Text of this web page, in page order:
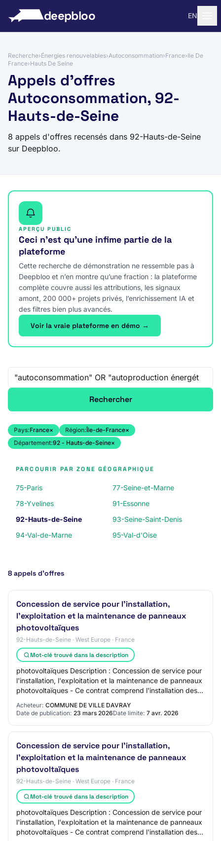
deepbloo EN
Recherche›Énergies renouvelables›Autoconsommation›France›Ile De
France›Hauts De Seine
Appels d'offres
Autoconsommation, 92-
Hauts-de-Seine
8 appels d'offres recensés dans 92-Hauts-de-Seine
sur Deepbloo.
APERÇU PUBLIC
Ceci n’est qu’une infime partie de la
plateforme
Cette recherche de démonstration ne ressemble pas à
Deepbloo et n’en montre qu’une fraction : la plateforme
complète couvre aussi les attributions, les signaux
amont, 200 000+ projets privés, l’enrichissement IA et
des filtres bien plus avancés.
Voir la vraie plateforme en démo →
Recherche libre
Rechercher
Pays:France× Région:Île-de-France×
Département:92 - Hauts-de-Seine×
PARCOURIR PAR ZONE GÉOGRAPHIQUE
75-Paris
77-Seine-et-Marne
78-Yvelines
91-Essonne
92-Hauts-de-Seine
93-Seine-Saint-Denis
94-Val-de-Marne
95-Val-d'Oise
8 appels d’offres
Concession de service pour l'installation,
l'exploitation et la maintenance de panneaux
photovoltaïques
92-Hauts-de-Seine · West Europe · France
Mot-clé trouvé dans la description
photovoltaïques Description : Concession de service pour
l'installation, l'exploitation et la maintenance de panneaux
photovoltaïques - Ce contrat comprend l'installation des
Acheteur: COMMUNE DE VILLE DAVRAY
Date de publication: 23 mars 2026Date limite: 7 avr. 2026
Concession de service pour l'installation,
l'exploitation et la maintenance de panneaux
photovoltaïques
92-Hauts-de-Seine · West Europe · France
Mot-clé trouvé dans la description
photovoltaïques Description : Concession de service pour
l'installation, l'exploitation et la maintenance de panneaux
photovoltaïques - Ce contrat comprend l'installation des